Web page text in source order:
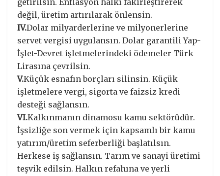
getirilsin. Enflasyon halkı fakirleştirerek
değil, üretim artırılarak önlensin.
IV.Dolar milyarderlerine ve milyonerlerine
servet vergisi uygulansın. Dolar garantili Yap-
İşlet-Devret işletmelerindeki ödemeler Türk
Lirasına çevrilsin.
V.Küçük esnafın borçları silinsin. Küçük
işletmelere vergi, sigorta ve faizsiz kredi
desteği sağlansın.
VI.Kalkınmanın dinamosu kamu sektörüdür.
İşsizliğe son vermek için kapsamlı bir kamu
yatırım/üretim seferberliği başlatılsın.
Herkese iş sağlansın. Tarım ve sanayi üretimi
teşvik edilsin. Halkın refahına ve yerli